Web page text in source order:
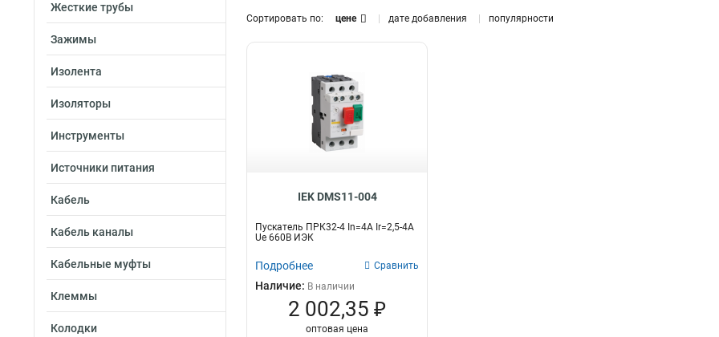
Жесткие трубы
Зажимы
Изолента
Изоляторы
Инструменты
Источники питания
Кабель
Кабель каналы
Кабельные муфты
Клеммы
Колодки
Сортировать по: цене дате добавления популярности
IEK DMS11-004
Пускатель ПРК32-4 In=4A Ir=2,5-4A
Ue 660В ИЭК
Подробнее Сравнить
Наличие: В наличии
2 002,35 ₽
оптовая цена